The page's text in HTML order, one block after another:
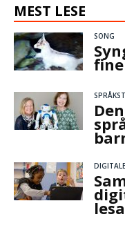
MEST LESE
SONG